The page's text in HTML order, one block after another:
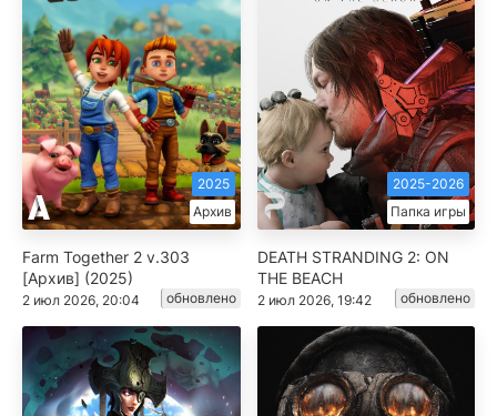
Архив
2025
Farm Together 2 v.303
[Архив] (2025)
2 июл 2026, 20:04 обновлено
Папка игры
2025-2026
DEATH STRANDING 2: ON
THE BEACH
2 июл 2026, 19:42 обновлено